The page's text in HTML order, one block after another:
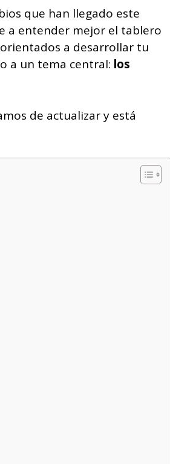
que han llegado este
a entender mejor el tablero
a desarrollar tu
a un tema central: los
de actualizar y está